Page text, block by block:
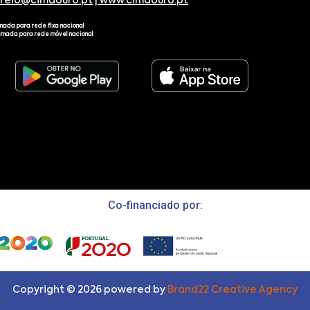
para rede fixa nacional
para rede móvel nacional
Co-financiado por:
Copyright © 2026 powered by Brand22 Creative Agency